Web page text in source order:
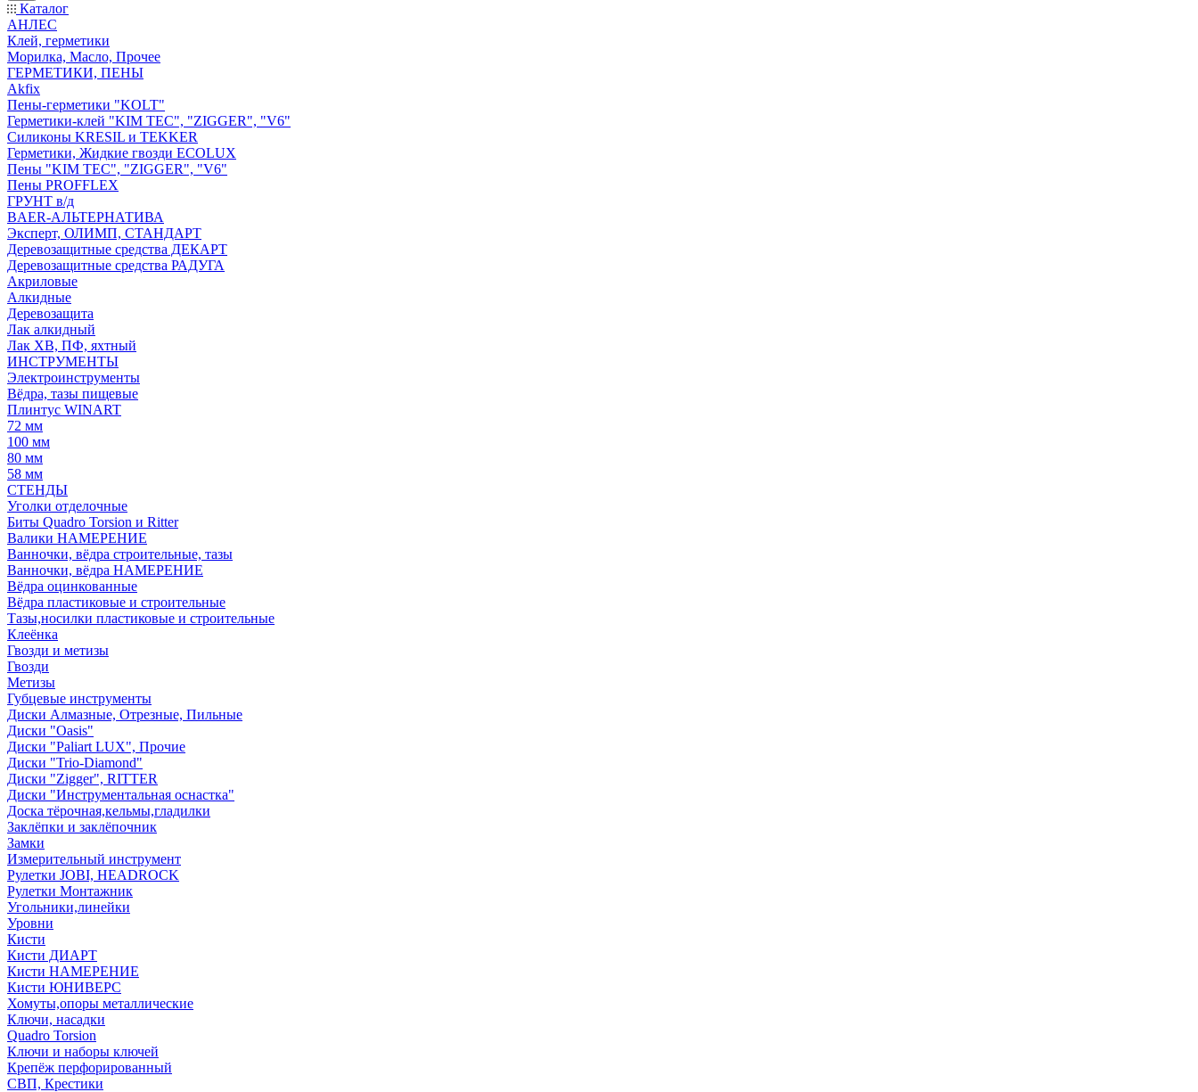
Каталог
АНЛЕС
Клей, герметики
Морилка, Масло, Прочее
ГЕРМЕТИКИ, ПЕНЫ
Akfix
Пены-герметики "KOLT"
Герметики-клей "KIM TEС", "ZIGGER", "V6"
Силиконы KRESIL и TEKKER
Герметики, Жидкие гвозди ECOLUX
Пены "KIM TEС", "ZIGGER", "V6"
Пены PROFFLEX
ГРУНТ в/д
BAER-АЛЬТЕРНАТИВА
Эксперт, ОЛИМП, СТАНДАРТ
Деревозащитные средства ДЕКАРТ
Деревозащитные средства РАДУГА
Акриловые
Алкидные
Деревозащита
Лак алкидный
Лак ХВ, ПФ, яхтный
ИНСТРУМЕНТЫ
Электроинструменты
Вёдра, тазы пищевые
Плинтус WINART
72 мм
100 мм
80 мм
58 мм
СТЕНДЫ
Уголки отделочные
Биты Quadro Torsion и Ritter
Валики НАМЕРЕНИЕ
Ванночки, вёдра строительные, тазы
Ванночки, вёдра НАМЕРЕНИЕ
Вёдра оцинкованные
Вёдра пластиковые и строительные
Тазы,носилки пластиковые и строительные
Клеёнка
Гвозди и метизы
Гвозди
Метизы
Губцевые инструменты
Диски Алмазные, Отрезные, Пильные
Диски "Oasis"
Диски "Paliart LUX", Прочие
Диски "Trio-Diamond"
Диски "Zigger", RITTER
Диски "Инструментальная оснастка"
Доска тёрочная,кельмы,гладилки
Заклёпки и заклёпочник
Замки
Измерительный инструмент
Рулетки JOBI, HEADROCK
Рулетки Монтажник
Угольники,линейки
Уровни
Кисти
Кисти ДИАРТ
Кисти НАМЕРЕНИЕ
Кисти ЮНИВЕРС
Хомуты,опоры металлические
Ключи, насадки
Quadro Torsion
Ключи и наборы ключей
Крепёж перфорированный
СВП, Крестики